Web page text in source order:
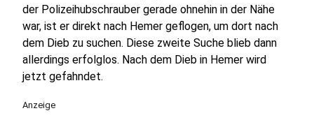
der Polizeihubschrauber gerade ohnehin in der Nähe
war, ist er direkt nach Hemer geflogen, um dort nach
dem Dieb zu suchen. Diese zweite Suche blieb dann
allerdings erfolglos. Nach dem Dieb in Hemer wird
jetzt gefahndet.
Anzeige